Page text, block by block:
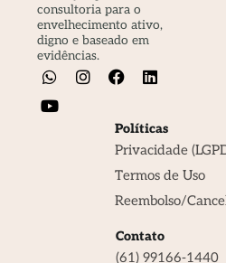
consultoria para o
envelhecimento ativo,
digno e baseado em
evidências.
Políticas
Privacidade
Termos de Uso
Reembolso/
Contato
(61) 99166-1440